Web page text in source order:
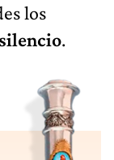
los
.